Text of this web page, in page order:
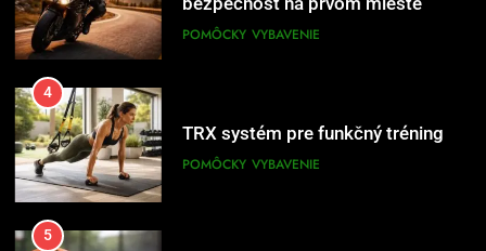
POMÔCKY VYBAVENIE
4
TRX systém pre funkčný tréning
POMÔCKY VYBAVENIE
5